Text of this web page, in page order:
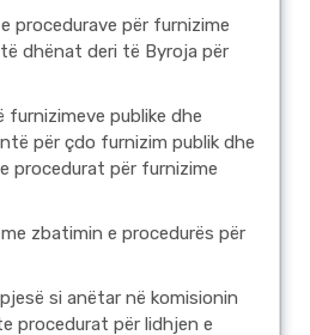
procedurave për furnizime
dhënat deri të Byroja për
furnizimeve publike dhe
për çdo furnizim publik dhe
procedurat për furnizime
zbatimin e procedurës për
si anëtar në komisionin
procedurat për lidhjen e